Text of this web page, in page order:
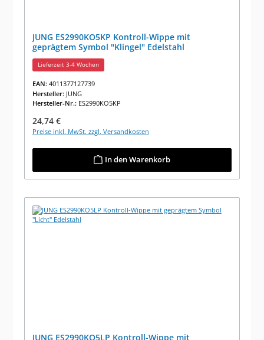
JUNG ES2990KO5KP Kontroll-Wippe mit
geprägtem Symbol "Klingel" Edelstahl
Lieferzeit 3-4 Wochen
EAN: 4011377127739
Hersteller: JUNG
Hersteller-Nr.: ES2990KO5KP
Regulärer Preis:
24,74 €
Preise inkl. MwSt. zzgl. Versandkosten
In den Warenkorb
JUNG ES2990KO5LP Kontroll-Wippe mit